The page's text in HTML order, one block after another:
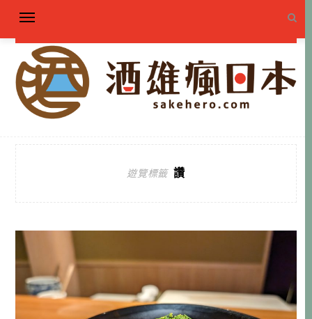
遊覽標籤 讚